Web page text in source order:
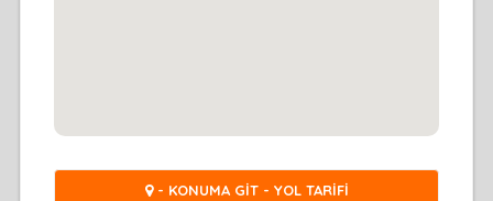
- KONUMA GİT - YOL TARİFİ